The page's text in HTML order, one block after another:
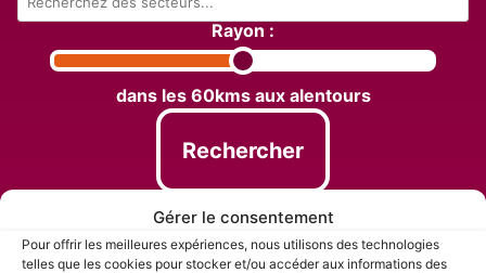
Gérer le consentement
Pour offrir les meilleures expériences, nous utilisons des technologies
telles que les cookies pour stocker et/ou accéder aux informations des
Rayon :
dans les 60kms aux alentours
Rechercher